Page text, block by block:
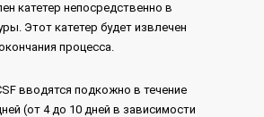
катетер непосредственно в
Этот катетер будет извлечен
процесса.
вводятся подкожно в течение
(от 4 до 10 дней в зависимости